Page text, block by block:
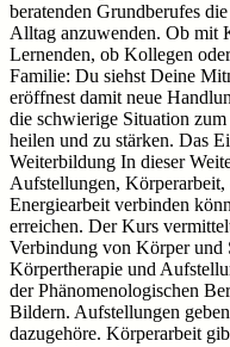
beratenden Grundberufes
Alltag anzuwenden. Ob mit
Lernenden, ob Kollegen
Familie: Du siehst Deine
eröffnest damit neue
die schwierige Situation
heilen und zu stärken. Das
Weiterbildung In dieser
Aufstellungen,
Energiearbeit verbinden
erreichen. Der Kurs
Verbindung von Körper und
Körpertherapie und
der Phänomenologischen
Bildern. Aufstellungen
dazugehöre. Körperarbeit